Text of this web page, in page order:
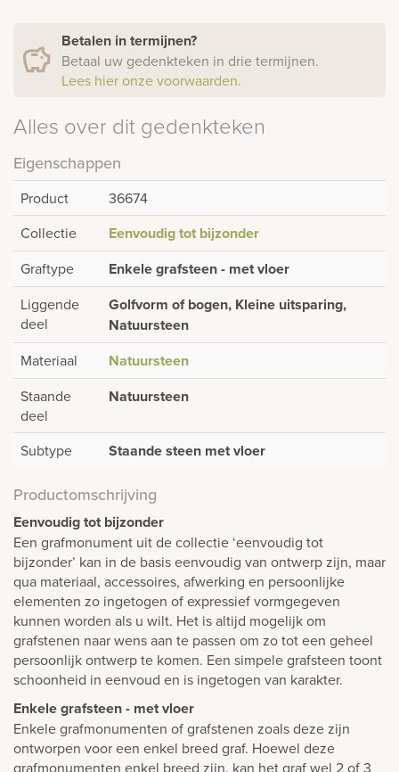
Betalen in termijnen?
Betaal uw gedenkteken in drie termijnen.
Lees hier onze voorwaarden.
Alles over dit gedenkteken
Eigenschappen
Product
36674
Collectie
Eenvoudig tot bijzonder
Graftype Enkele grafsteen - met vloer
Liggende
deel
Golfvorm of bogen, Kleine uitsparing,
Natuursteen
Materiaal Natuursteen
Staande
deel
Natuursteen
Subtype Staande steen met vloer
Productomschrijving
Eenvoudig tot bijzonder
Een grafmonument uit de collectie ‘eenvoudig tot
bijzonder’ kan in de basis eenvoudig van ontwerp zijn, maar
qua materiaal, accessoires, afwerking en persoonlijke
elementen zo ingetogen of expressief vormgegeven
kunnen worden als u wilt. Het is altijd mogelijk om
grafstenen naar wens aan te passen om zo tot een geheel
persoonlijk ontwerp te komen. Een simpele grafsteen toont
schoonheid in eenvoud en is ingetogen van karakter.
Enkele grafsteen - met vloer
Enkele grafmonumenten of grafstenen zoals deze zijn
ontworpen voor een enkel breed graf. Hoewel deze
grafmonumenten enkel breed zijn, kan het graf wel 2 of 3